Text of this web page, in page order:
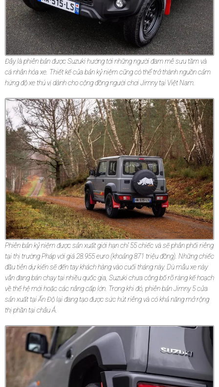
Đây là phiên bản được Suzuki hướng tới những người đam mê sưu tầm và
cá nhân hóa xe. Thiết kế của bản kỷ niệm cũng có thể trở thành nguồn cảm
hứng độ xe thú vị dành cho cộng đồng người chơi Jimny tại Việt Nam.
Phiên bản kỷ niệm được sản xuất giới hạn chỉ 55 chiếc và sẽ phân phối riêng
tại thị trường Pháp với giá 28.955 euro (khoảng 871 triệu đồng). Những chiếc
đầu tiên dự kiến sẽ đến tay khách hàng vào cuối tháng này. Dù mẫu xe này
vẫn đang bán chạy tại nhiều quốc gia, Suzuki chưa công bố rõ ràng kế hoạch
về thế hệ mới hoặc các nâng cấp lớn. Trong khi đó, phiên bản Jimny 5 cửa
sản xuất tại Ấn Độ lại đang tạo được sức hút riêng và có khả năng mở rộng
thị phần tại châu Á.